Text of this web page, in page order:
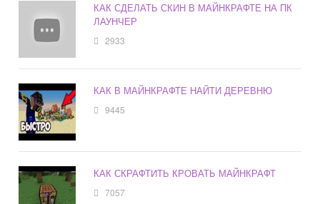
КАК СДЕЛАТЬ СКИН В МАЙНКРАФТЕ НА ПК
ЛАУНЧЕР
2933
КАК В МАЙНКРАФТЕ НАЙТИ ДЕРЕВНЮ
9445
КАК СКРАФТИТЬ КРОВАТЬ МАЙНКРАФТ
7057